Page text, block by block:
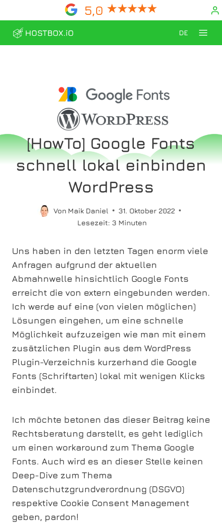
Inhalt
springen
5,0
DE
[HowTo] Google Fonts
schnell lokal einbinden
WordPress
Von Maik Daniel
31. Oktober 2022
Lesezeit: 3 Minuten
Uns haben in den letzten Tagen enorm viele
Anfragen aufgrund der aktuellen
Abmahnwelle hinsichtlich Google Fonts
erreicht die von extern eingebunden werden.
Ich werde auf eine (von vielen möglichen)
Lösungen eingehen, um eine schnelle
Möglichkeit aufzuzeigen wie man mit einem
zusätzlichen Plugin aus dem WordPress
Plugin-Verzeichnis kurzerhand die Google
Fonts (Schriftarten) lokal mit wenigen Klicks
einbindet.
Ich möchte betonen das dieser Beitrag keine
Rechtsberatung darstellt, es geht lediglich
um einen workaround zum Thema Google
Fonts. Auch wird es an dieser Stelle keinen
Deep-Dive zum Thema
Datenschutzgrundverordnung (DSGVO)
respektive Cookie Consent Management
geben, pardon!